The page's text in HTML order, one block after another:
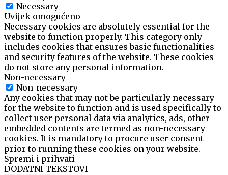
Necessary
Uvijek omogućeno
Necessary cookies are absolutely essential for the
website to function properly. This category only
includes cookies that ensures basic functionalities
and security features of the website. These cookies
do not store any personal information.
Non-necessary
Non-necessary
Any cookies that may not be particularly necessary
for the website to function and is used specifically to
collect user personal data via analytics, ads, other
embedded contents are termed as non-necessary
cookies. It is mandatory to procure user consent
prior to running these cookies on your website.
Spremi i prihvati
DODATNI TEKSTOVI